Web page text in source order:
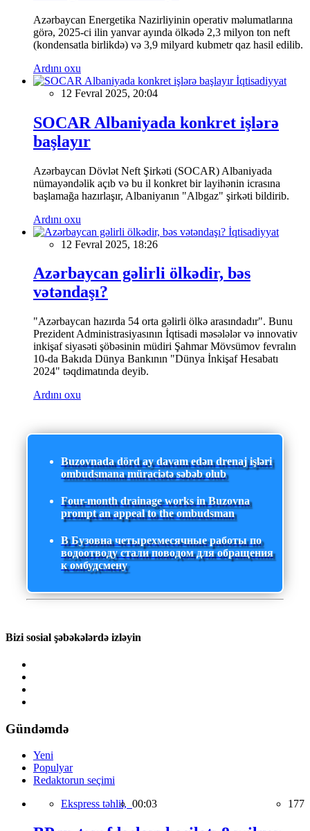
Azərbaycan Energetika Nazirliyinin operativ məlumatlarına
görə, 2025-ci ilin yanvar ayında ölkədə 2,3 milyon ton neft
(kondensatla birlikdə) və 3,9 milyard kubmetr qaz hasil edilib.
Ardını oxu
İqtisadiyyat
12 Fevral 2025, 20:04
SOCAR Albaniyada konkret işlərə
başlayır
Azərbaycan Dövlət Neft Şirkəti (SOCAR) Albaniyada
nümayəndəlik açıb və bu il konkret bir layihənin icrasına
başlamağa hazırlaşır, Albaniyanın "Albgaz" şirkəti bildirib.
Ardını oxu
İqtisadiyyat
12 Fevral 2025, 18:26
Azərbaycan gəlirli ölkədir, bəs
vətəndaşı?
"Azərbaycan hazırda 54 orta gəlirli ölkə arasındadır". Bunu
Prezident Administrasiyasının İqtisadi məsələlər və innovativ
inkişaf siyasəti şöbəsinin müdiri Şahmar Mövsümov fevralın
10-da Bakıda Dünya Bankının "Dünya İnkişaf Hesabatı
2024" təqdimatında deyib.
Ardını oxu
Buzovnada dörd ay davam edən drenaj işləri
ombudsmana müraciətə səbəb olub
Four-month drainage works in Buzovna
prompt an appeal to the ombudsman
В Бузовна четырехмесячные работы по
водоотводу стали поводом для обращения
к омбудсмену
Bizi sosial şəbəkələrdə izləyin
Gündəmdə
Yeni
Populyar
Redaktorun seçimi
Ekspress təhlil, 00:03 177